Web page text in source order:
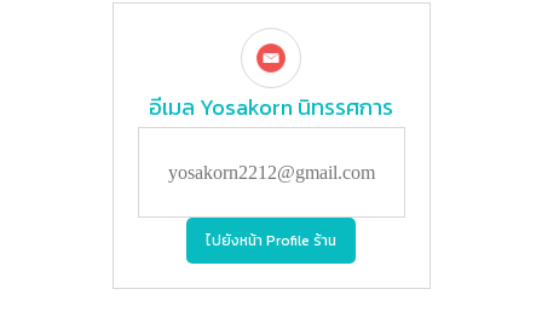
อีเมล Yosakorn นิทรรศการ
yosakorn2212@gmail.com
ไปยังหน้า Profile ร้าน